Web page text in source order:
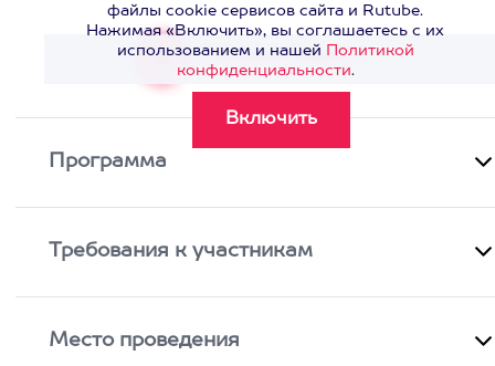
Смотреть видео>
файлы cookie сервисов сайта и Rutube.
Нажимая «Включить», вы соглашаетесь с их
использованием и нашей Политикой
конфиденциальности.
Программа
Требования к участникам
Место проведения